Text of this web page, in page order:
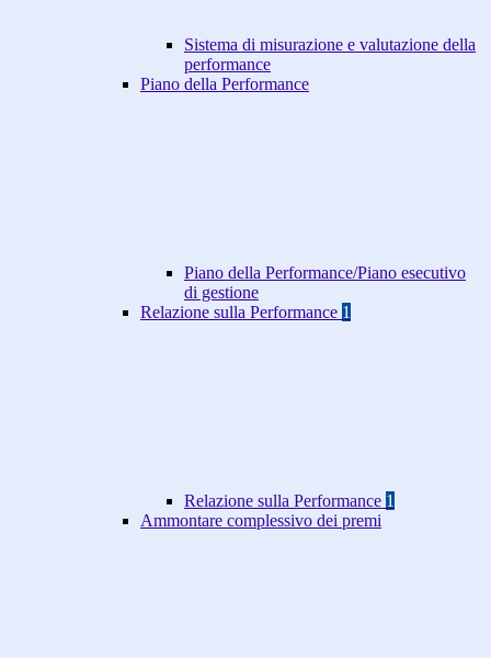
Sistema di misurazione e valutazione della
performance
Piano della Performance
Piano della Performance/Piano esecutivo
di gestione
Relazione sulla Performance 1
Relazione sulla Performance 1
Ammontare complessivo dei premi